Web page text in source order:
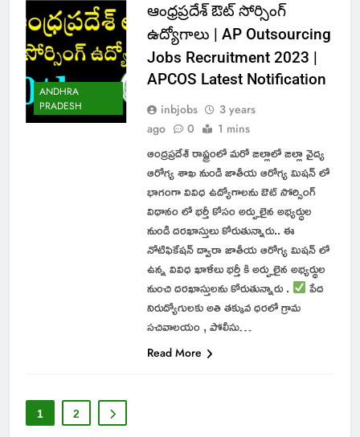
ANDHRA
PRADESH
ఆంధ్రప్రదేశ్ ఔట్ సోర్సింగ్
ఉద్యోగాలు | AP Outsourcing
Jobs Recruitment 2023 |
APCOS Latest Notification
inbjobs
3 years
ago
0 1 mins
ఆంద్రప్రదేశ్ రాష్ట్రంలో మరో జిల్లాలో జిల్లా వైద్య
ఆరోగ్య శాఖ నుండి జాతీయ ఆరోగ్య మిషన్ లో
భాగంగా వివిధ ఉద్యోగాలను ఔట్ సోర్సింగ్
విధానం లో భర్తీ కోసం అర్హులైన అభ్యర్ధుల
నుండి దరఖాస్తులు కోరుతున్నారు.. ఈ
నోటిఫికేషన్ ద్వారా జాతీయ ఆరోగ్య మిషన్ లో
ఉన్న వివిధ ఖాళీలు భర్తీ కి అర్హులైన అభ్యర్థుల
నుంచి దరఖాస్తులను కోరుతున్నారు .
పేద
నిరుద్యోగులకు అతి తక్కువ ధరలో గ్రామ
సచివాలయం , పోలీసు…
Read More
1 2